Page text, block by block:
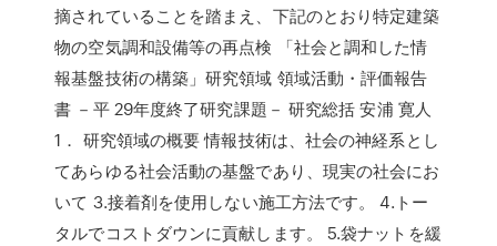
摘されていることを踏まえ、下記のとおり特定建築
物の空気調和設備等の再点検 「社会と調和した情
報基盤技術の構築」研究領域 領域活動・評価報告
書 －平 29年度終了研究課題－ 研究総括 安浦 寛人
1． 研究領域の概要 情報技術は、社会の神経系とし
てあらゆる社会活動の基盤であり、現実の社会にお
いて 3.接着剤を使用しない施工方法です。 4.トー
タルでコストダウンに貢献します。 5.袋ナットを緩